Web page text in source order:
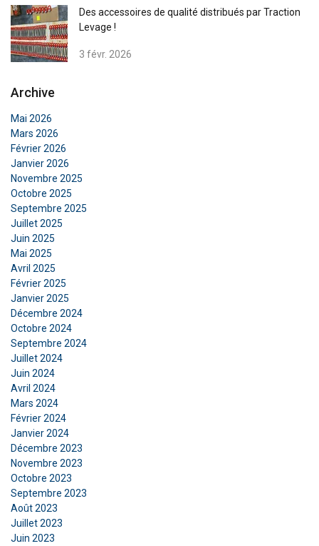
Des accessoires de qualité distribués par Traction
Levage !
3 févr. 2026
Archive
Mai 2026
Mars 2026
Février 2026
Janvier 2026
Novembre 2025
Octobre 2025
Septembre 2025
Juillet 2025
Juin 2025
Mai 2025
Avril 2025
Février 2025
Janvier 2025
Décembre 2024
Octobre 2024
Septembre 2024
Juillet 2024
Juin 2024
Avril 2024
Mars 2024
Février 2024
Janvier 2024
Décembre 2023
Novembre 2023
Octobre 2023
Septembre 2023
Août 2023
Juillet 2023
Juin 2023
Ce site Web utilise des cookies
Nous utilisons des cookies pour personnaliser le
contenu, les publicités et analyser notre trafic.
Nous partageons également des informations
sur votre utilisation de notre site avec nos
partenaires de publicité et d'analyse qui peuvent
les combiner avec d'autres informations que
vous leur avez fournies ou qu'ils ont collectées
lors de votre utilisation de leurs services.
Privacy Policy
Strictement
nécessaires